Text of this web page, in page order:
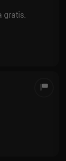
gratis.